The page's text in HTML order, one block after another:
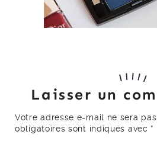
Laisser un
Votre adresse e-mail ne sera
obligatoires sont indiqués avec *